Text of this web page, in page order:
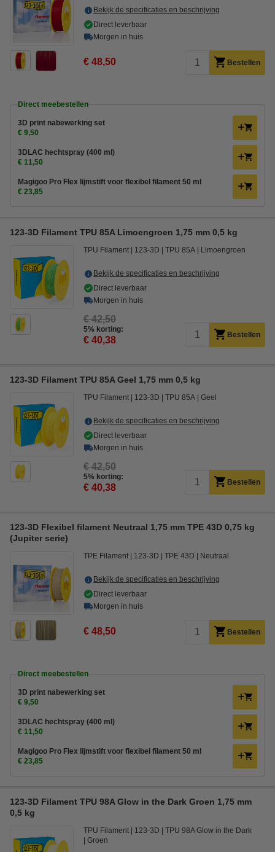
Bekijk de specificaties en beschrijving
Direct leverbaar
Morgen in huis
€ 48,50 Bestellen
Direct meebestellen
3D print nabewerking set
€ 9,50
3DLAC hechtspray (400 ml)
€ 11,50
Magigoo Pro Flex lijmstift voor flexibel filament 50 ml
€ 23,85
123-3D Filament TPU 85A Limoengroen 1,75 mm 0,5 kg
TPU Filament 123-3D TPU 85A Limoengroen
Bekijk de specificaties en beschrijving
Direct leverbaar
Morgen in huis
€ 42,50
5% korting:
€ 40,38 Bestellen
123-3D Filament TPU 85A Geel 1,75 mm 0,5 kg
TPU Filament 123-3D TPU 85A Geel
Bekijk de specificaties en beschrijving
Direct leverbaar
Morgen in huis
€ 42,50
5% korting:
€ 40,38 Bestellen
123-3D Flexibel filament Neutraal 1,75 mm TPE 43D 0,75 kg
(Jupiter serie)
TPE Filament 123-3D TPE 43D Neutraal
Bekijk de specificaties en beschrijving
Direct leverbaar
Morgen in huis
€ 48,50 Bestellen
Direct meebestellen
3D print nabewerking set
€ 9,50
3DLAC hechtspray (400 ml)
€ 11,50
Magigoo Pro Flex lijmstift voor flexibel filament 50 ml
€ 23,85
123-3D Filament TPU 98A Glow in the Dark Groen 1,75 mm
0,5 kg
TPU Filament 123-3D
TPU 98A Glow in the Dark
Groen